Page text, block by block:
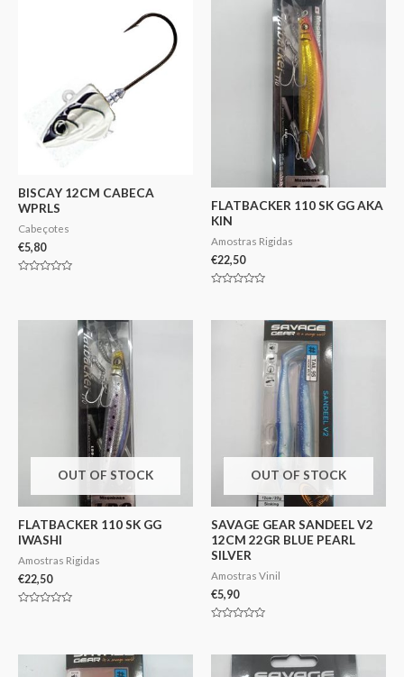
BISCAY 12CM CABECA
WPRLS
Cabeçotes
€5,80
FLATBACKER 110 SK GG AKA
KIN
Amostras Rigidas
€22,50
5
OUT OF STOCK
FLATBACKER 110 SK GG
IWASHI
Amostras Rigidas
€22,50
OUT OF STOCK
SAVAGE GEAR SANDEEL V2
12CM 22GR BLUE PEARL
SILVER
Amostras Vinil
€5,90
5